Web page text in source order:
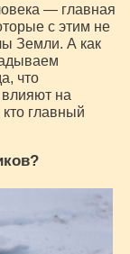
— главная
с этим не
Земли. А как
что
на
главный